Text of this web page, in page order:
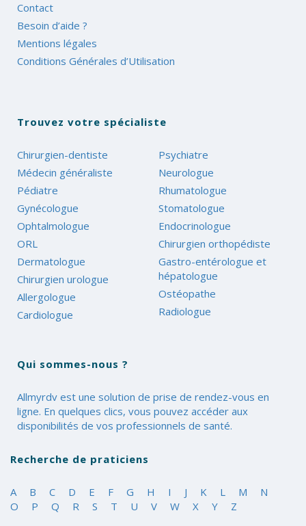
Contact
Besoin d’aide ?
Mentions légales
Conditions Générales d’Utilisation
Trouvez votre spécialiste
Chirurgien-dentiste
Médecin généraliste
Pédiatre
Gynécologue
Ophtalmologue
ORL
Dermatologue
Chirurgien urologue
Allergologue
Cardiologue
Psychiatre
Neurologue
Rhumatologue
Stomatologue
Endocrinologue
Chirurgien orthopédiste
Gastro-entérologue et
hépatologue
Ostéopathe
Radiologue
Qui sommes-nous ?
Allmyrdv est une solution de prise de rendez-vous en
ligne. En quelques clics, vous pouvez accéder aux
disponibilités de vos professionnels de santé.
Recherche de praticiens
A B C D E F G H I J K L M
N
O
P Q R S T U V W X Y Z